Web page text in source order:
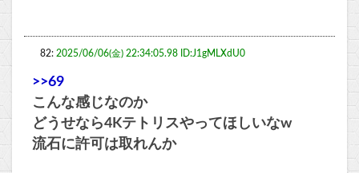
82: 2025/06/06(金) 22:34:05.98 ID:J1gMLXdU0
>>69
こんな感じなのか
どうせなら4Kテトリスやってほしいなw
流石に許可は取れんか